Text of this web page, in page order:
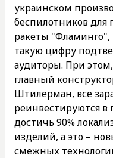
украинском
беспилотников для
ракеты "Фламинго",
такую цифру
аудиторы. При
главный
Штилерман, все
реинвестируются в
достичь 90%
изделий, а это –
смежных